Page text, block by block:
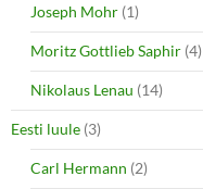
Joseph Mohr (1)
Moritz Gottlieb Saphir (4)
Nikolaus Lenau (14)
Eesti luule (3)
Carl Hermann (2)